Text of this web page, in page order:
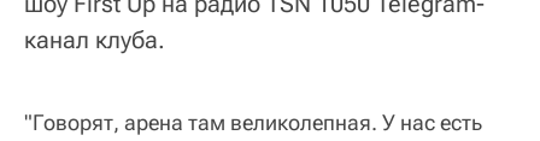
канал клуба.
"Говорят, арена там великолепная. У нас есть